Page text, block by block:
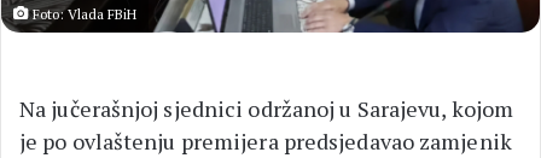
Foto: Vlada FBiH
Na jučerašnjoj sjednici održanoj u Sarajevu, kojom
je po ovlaštenju premijera predsjedavao zamjenik